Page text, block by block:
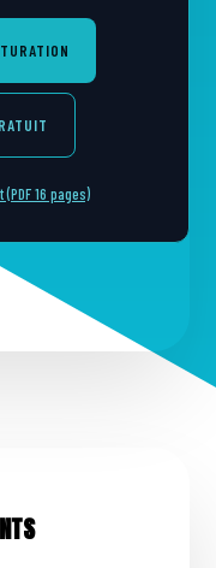
16 pages)